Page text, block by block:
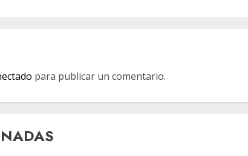
para publicar un comentario.